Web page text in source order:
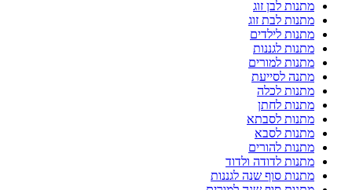
מתנות לבן זוג
מתנות לבת זוג
מתנות לילדים
מתנות לגננות
מתנות למורים
מתנה לסייעת
מתנות לכלה
מתנות לחתן
מתנות לסבתא
מתנות לסבא
מתנות להורים
מתנות לדודה ולדוד
מתנות סוף שנה לגננות